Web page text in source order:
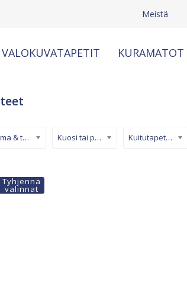
Meistä
VALOKUVATAPETIT KURAMATOT
Teema & tyyli Kuosi tai pinta Kuitutapetti (non-woven)
Tyhjennä
valinnat